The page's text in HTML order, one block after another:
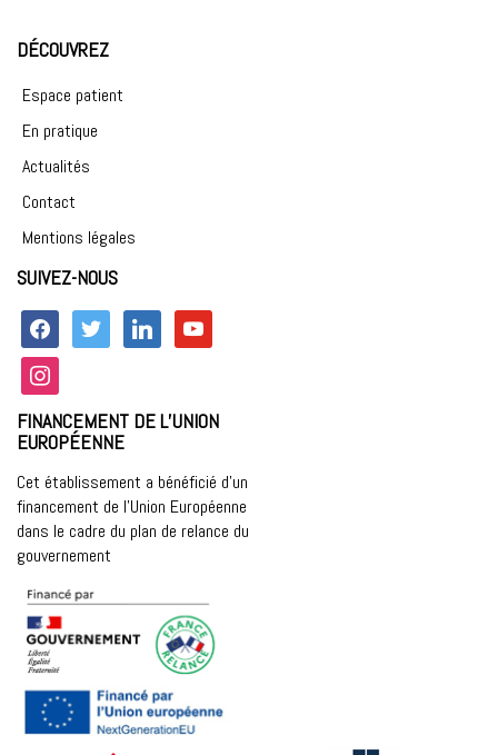
DÉCOUVREZ
Espace patient
En pratique
Actualités
Contact
Mentions légales
SUIVEZ-NOUS
facebook twitter linkedin
youtube
instagram
FINANCEMENT DE L’UNION
EUROPÉENNE
Cet établissement a bénéficié d’un
financement de l’Union Européenne
dans le cadre du plan de relance du
gouvernement